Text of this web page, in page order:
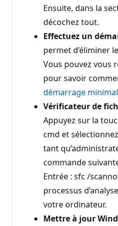
Ensuite, dans la
décochez tout.
Effectuez un
permet d’éliminer
Vous pouvez vous
pour savoir
démarrage
Vérificateur de
Appuyez sur la
cmd et
tant
commande
Entrée : sfc /
processus
votre ordinateur.
Mettre à jour